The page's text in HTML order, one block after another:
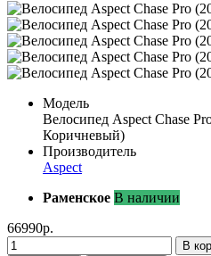
Модель
Велосипед Aspect Chase
Коричневый)
Производитель
Aspect
Раменское В наличии
66990р.
В